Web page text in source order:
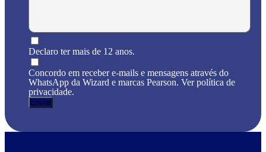
Declaro ter mais de 12 anos.
Concordo em receber e-mails e mensagens através do
WhatsApp da Wizard e marcas Pearson. Ver política de
privacidade.